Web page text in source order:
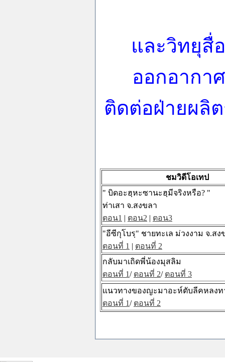
และวิทยุสื่
ออกอากา
ติดต่อฝ่ายผลิต
ชมวิดีโอเทป
" บิดอะฮฺหะซานะฮฺมีจริงหรือ? "
ท่าเสา จ.สงขลา
ตอน1 | ตอน2 | ตอน3
"อีซีกุโบรฺ" ชายทะเล ม่วงงาม จ.สง
ตอนที่ 1 | ตอนที่ 2
กลับมาเถิดพี่น้องมุสลิม
ตอนที่ 1/ ตอนที่ 2/ ตอนที่ 3
แนวทางของญะมาอะห์ตับลีคหลงท
ตอนที่ 1/ ตอนที่ 2